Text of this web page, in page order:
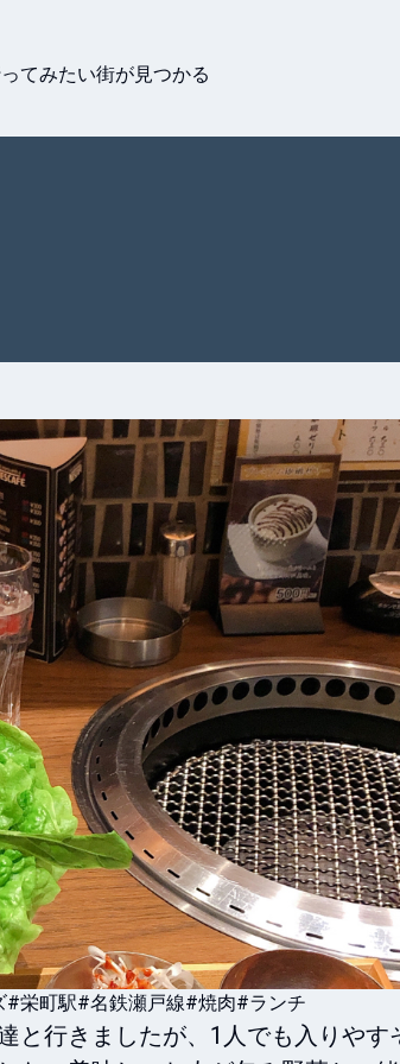
てみたい街が見つかる
#栄町駅#名鉄瀬戸線#焼肉#ランチ
と行きましたが、1人でも入りやす